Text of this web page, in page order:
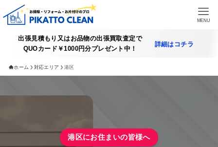
不用品買取アイテム一覧
MENU
出張見積もり又はお品物の出張買取査定で
QUOカード￥1000円分プレゼント中！
詳細はコチラ
ホーム 対応エリア 港区
港区にお住まいの皆様へ